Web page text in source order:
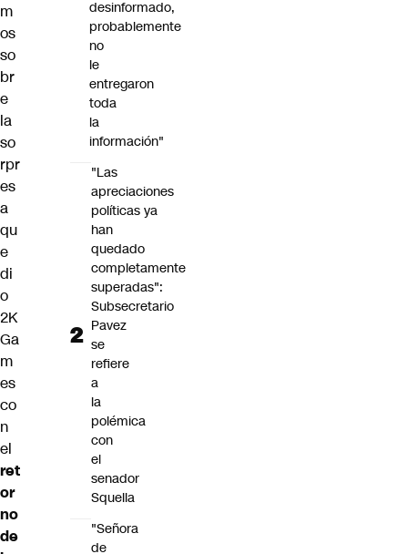
m
os
so
br
e
la
so
rpr
es
a
qu
e
di
o
2K
Ga
m
es
co
n
el
ret
or
no
de
desinformado,
probablemente
no
le
entregaron
toda
la
información"
"Las
apreciaciones
políticas ya
han
quedado
completamente
superadas":
Subsecretario
Pavez
se
refiere
a
la
polémica
con
el
senador
Squella
"Señora
de